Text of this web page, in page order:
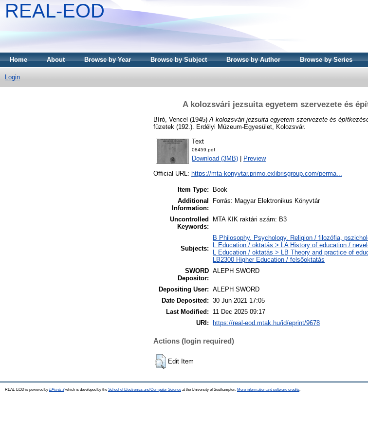
REAL-EOD
Home About Browse by Year Browse by Subject Browse by Author Browse by Series
Login
A kolozsvári jezsuita egyetem szervezete és
Bíró, Vencel (1945) A kolozsvári jezsuita egyetem szervezete és
füzetek (192.). Erdélyi Múzeum-Egyesület, Kolozsvár.
Text
08459.pdf
Download (3MB) Preview
Official URL: https://mta-konyvtar.primo.exlibrisgroup.com/perma...
Item Type:
Book
Additional
Information:
Forrás: Magyar Elektronikus Könyvtár
Uncontrolled
Keywords:
MTA KIK raktári szám: B3
Subjects:
B Philosophy. Psychology. Religion / filozófia,
L Education / oktatás > LA History of education /
L Education / oktatás > LB Theory and practice of
LB2300 Higher Education / felsőoktatás
SWORD
Depositor:
ALEPH SWORD
Depositing User: ALEPH SWORD
Date Deposited: 30 Jun 2021 17:05
Last Modified:
11 Dec 2025 09:17
URI:
https://real-eod.mtak.hu/id/eprint/9678
Actions (login required)
Edit Item
REAL-EOD is powered by EPrints 3which is developed by the School of Electronics and Computer Science at the University of Southampton. More information and software credits